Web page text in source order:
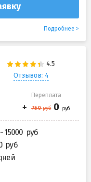
Подробнее
Отзывов: 4
Переплата
15000